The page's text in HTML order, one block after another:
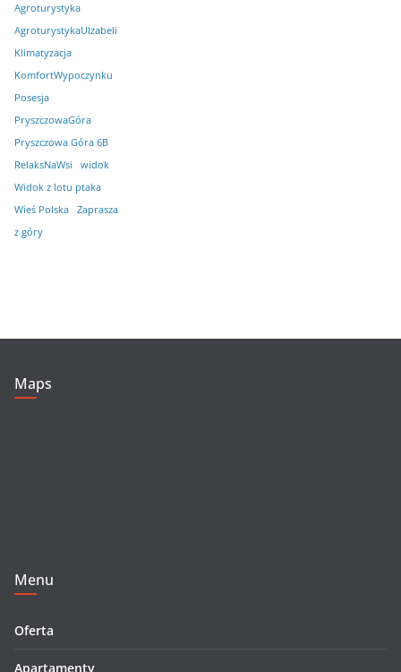
Agroturystyka
AgroturystykaUIzabeli
Klimatyzacja
KomfortWypoczynku
Posesja
PryszczowaGóra
Pryszczowa Góra 6B
RelaksNaWsi
widok
Widok z lotu ptaka
Wieś Polska
Zaprasza
z góry
Maps
Menu
Oferta
Apartamenty